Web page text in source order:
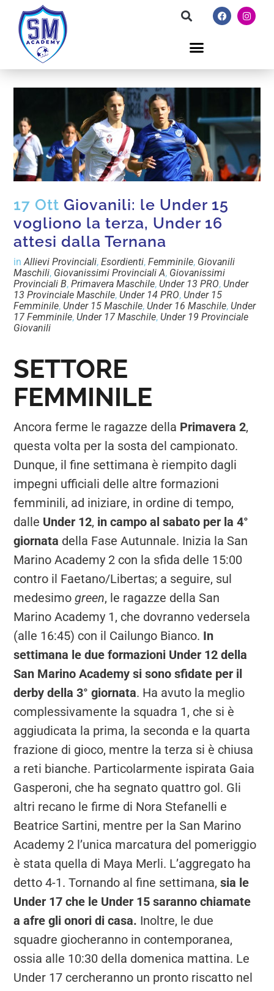
17 Ott Giovanili: le Under 15
vogliono la terza, Under 16
attesi dalla Ternana
inAllievi Provinciali,Esordienti,Femminile, Giovanili
Maschili, Giovanissimi Provinciali A, Giovanissimi
Provinciali B,Primavera Maschile, Under 13 PRO, Under
13 Provinciale Maschile, Under 14 PRO, Under 15
Femminile, Under 15 Maschile, Under 16 Maschile, Under
17 Femminile, Under 17 Maschile, Under 19 Provinciale
Giovanili
SETTORE
FEMMINILE
Ancora ferme le ragazze della Primavera 2,
questa volta per la sosta del campionato.
Dunque, il fine settimana è riempito dagli
impegni ufficiali delle altre formazioni
femminili, ad iniziare, in ordine di tempo,
dalle Under 12, in campo al sabato per la 4°
giornata della Fase Autunnale. Inizia la San
Marino Academy 2 con la sfida delle 15:00
contro il Faetano/Libertas; a seguire, sul
medesimo green, le ragazze della San
Marino Academy 1, che dovranno vedersela
(alle 16:45) con il Cailungo Bianco. In
settimana le due formazioni Under 12 della
San Marino Academy si sono sfidate per il
derby della 3° giornata. Ha avuto la meglio
complessivamente la squadra 1, che si è
aggiudicata la prima, la seconda e la quarta
frazione di gioco, mentre la terza si è chiusa
a reti bianche. Particolarmente ispirata Gaia
Gasperoni, che ha segnato quattro gol. Gli
altri recano le firme di Nora Stefanelli e
Beatrice Sartini, mentre per la San Marino
Academy 2 l’unica marcatura del pomeriggio
è stata quella di Maya Merli. L’aggregato ha
detto 4-1. Tornando al fine settimana,sia le
Under 17 che le Under 15 saranno chiamate
a afre gli onori di casa. Inoltre, le due
squadre giocheranno in contemporanea,
ossia alle 10:30 della domenica mattina. Le
Under 17 cercheranno un pronto riscatto nel